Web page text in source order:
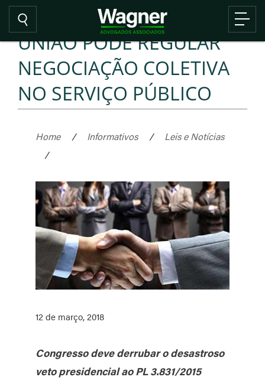
UNIÃO PODE REGULAR
NEGOCIAÇÃO COLETIVA
NO SERVIÇO PÚBLICO
Home / Informativos /
Leis e Notícias
/
12 de março, 2018
Congresso deve derrubar o desastroso
veto presidencial ao PL 3.831/2015